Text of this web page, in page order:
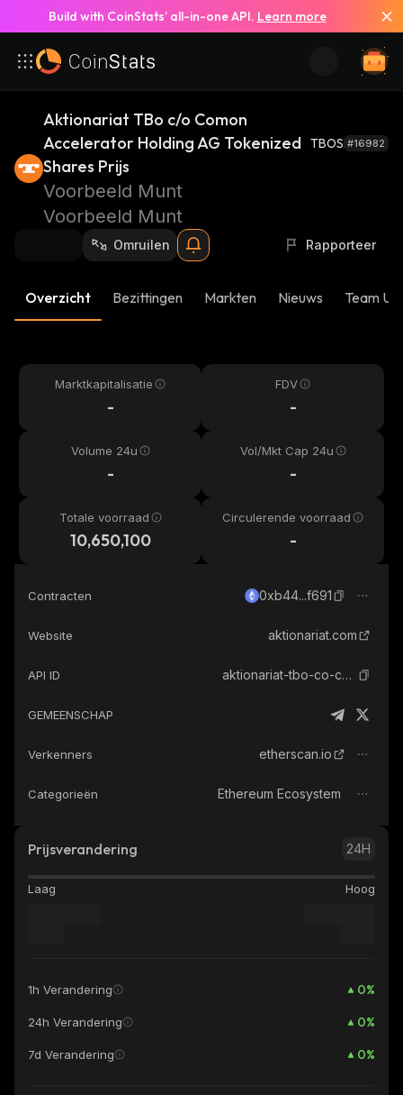
Build with CoinStats’ all-in-one API. Learn more
Aktionariat TBo c/o Comon
Accelerator Holding AG Tokenized
Shares Prijs
TBOS #16982
Voorbeeld Munt
Voorbeeld Munt
Omruilen Rapporteer
Overzicht Bezittingen Markten Nieuws Team
Marktkapitalisatie
-
FDV
-
Volume 24u
-
Vol/Mkt Cap 24u
-
Totale voorraad
10,650,100
Circulerende voorraad
-
Contracten 0xb44...f691
Website aktionariat.com
API ID aktionariat-tbo-co-comon-accelerator-holding-ag-tokenized-shares
GEMEENSCHAP
Verkenners etherscan.io
Categorieën Ethereum Ecosystem
Prijsverandering 24H
Laag Hoog
1h Verandering 0%
24h Verandering 0%
7d Verandering 0%